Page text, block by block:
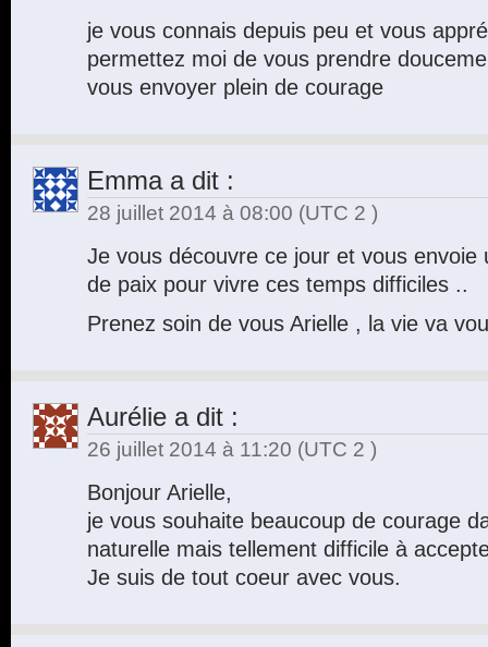
je vous connais depuis peu et vous
permettez moi de vous prendre
vous envoyer plein de courage
Emmaa dit :
28 juillet 2014 à 08:00 (UTC 2 )
Je vous découvre ce jour et vous envoie
de paix pour vivre ces temps difficiles ..
Prenez soin de vous Arielle , la vie va
Aurélie a dit :
26 juillet 2014 à 11:20 (UTC 2 )
Bonjour Arielle,
je vous souhaite beaucoup de courage
naturelle mais tellement difficile à
Je suis de tout coeur avec vous.